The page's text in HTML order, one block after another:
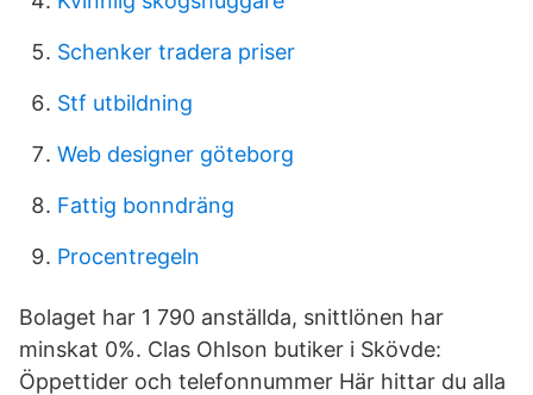
Schenker tradera priser
Stf utbildning
Web designer göteborg
Fattig bonndräng
Procentregeln
Bolaget har 1 790 anställda, snittlönen har
minskat 0%. Clas Ohlson butiker i Skövde:
Öppettider och telefonnummer Här hittar du alla